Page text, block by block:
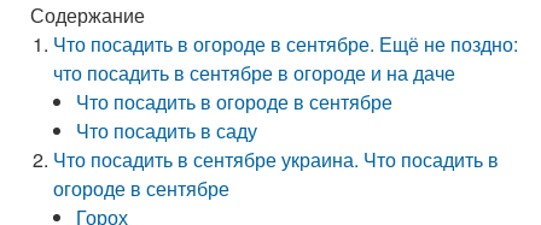
Содержание
Что посадить в огороде в сентябре. Ещё не поздно:
что посадить в сентябре в огороде и на даче
Что посадить в огороде в сентябре
Что посадить в саду
Что посадить в сентябре украина. Что посадить в
огороде в сентябре
Горох